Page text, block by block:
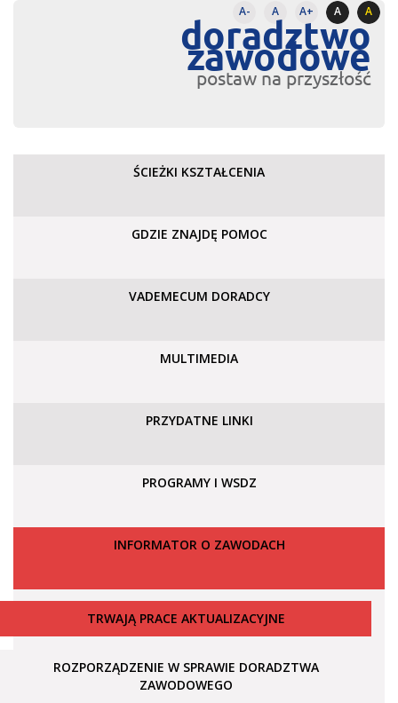
A- A A+ A A
doradztwo
zawodowe
postaw na przyszłość
ŚCIEŻKI KSZTAŁCENIA
GDZIE ZNAJDĘ POMOC
VADEMECUM DORADCY
MULTIMEDIA
PRZYDATNE LINKI
PROGRAMY I WSDZ
INFORMATOR O ZAWODACH
TRWAJĄ PRACE AKTUALIZACYJNE
ROZPORZĄDZENIE W SPRAWIE DORADZTWA
ZAWODOWEGO